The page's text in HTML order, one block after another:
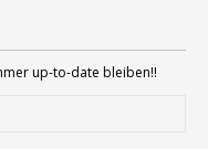
up-to-date bleiben!!